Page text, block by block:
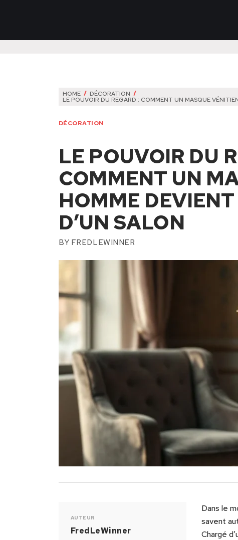
HOME DÉCORATION
LE POUVOIR DU REGARD : COMMENT UN MASQUE
DÉCORATION
LE POUVOIR DU
COMMENT UN
HOMME
D’UN SALON
BY FREDLEWINNER
AUTEUR
FredLeWinner
Dans le
savent
Chargé